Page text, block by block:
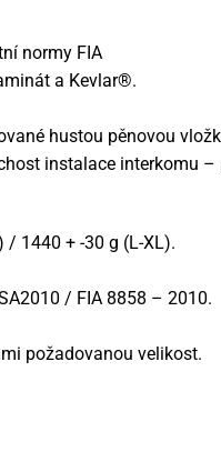
normy FIA
a Kevlar®.
hustou pěnovou
instalace interkomu
/ 1440 + -30 g (L-XL).
/ FIA 8858 – 2010.
požadovanou velikost.